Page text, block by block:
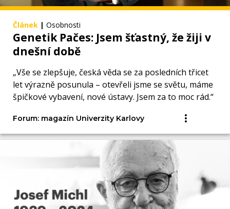
Článek | Osobnosti
Genetik Pačes: Jsem šťastný, že žiji v
dnešní době
„Vše se zlepšuje, česká věda se za posledních třicet
let výrazně posunula – otevřeli jsme se světu, máme
špičkové vybavení, nové ústavy. Jsem za to moc rád.“
Forum: magazín Univerzity Karlovy